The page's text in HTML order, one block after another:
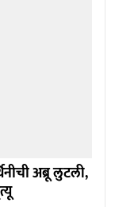
अब्रू लुटली,